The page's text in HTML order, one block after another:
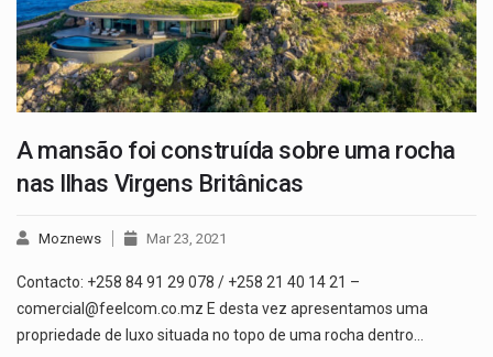
A mansão foi construída sobre uma rocha
nas Ilhas Virgens Britânicas
Moznews Mar 23, 2021
Contacto: +258 84 91 29 078 / +258 21 40 14 21 –
comercial@feelcom.co.mz E desta vez apresentamos uma
propriedade de luxo situada no topo de uma rocha dentro…